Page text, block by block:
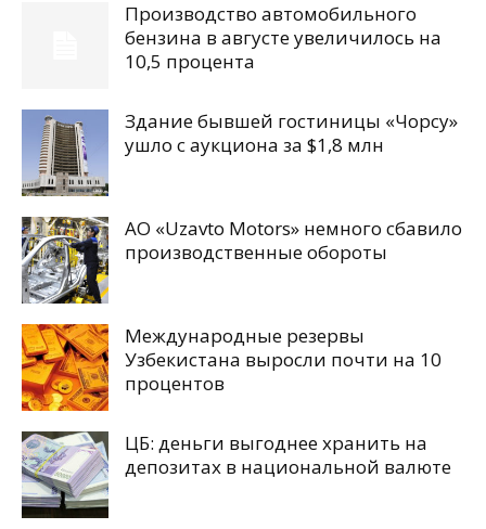
Производство автомобильного
бензина в августе увеличилось на
10,5 процента
Здание бывшей гостиницы «Чорсу»
ушло с аукциона за $1,8 млн
АО «Uzavto Motors» немного сбавило
производственные обороты
Международные резервы
Узбекистана выросли почти на 10
процентов
ЦБ: деньги выгоднее хранить на
депозитах в национальной валюте